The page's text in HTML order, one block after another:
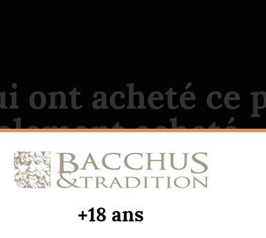
ont acheté ce
acheté...
+18 ans